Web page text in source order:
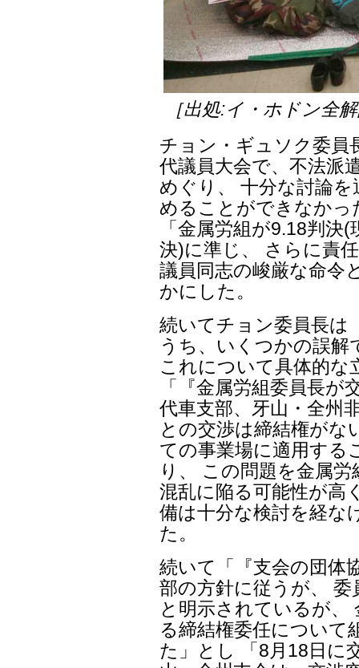
［出処:イ・ホドン全
チョン・ギュソク委員
代議員大会で、不法派
めぐり、 十分な討論
めることができなか
「金属労組が9.18判決
決)に準じ、 さらに責
議員同志の峻厳な命令
かにした。
続いてチョン委員長は
うち、いくつかの誤解
これについて具体的な
「『金属労組委員長
代車支部、牙山・全州
との交渉は締結権がな
ての事業場に適用する
り、 この問題を金属
混乱に陥る可能性が高
備は十分な検討を経な
た。
続いて「『支会の団体
部の方針に従うが、
と明示されているが、
る締結権委任について
た」とし 「8月18日に